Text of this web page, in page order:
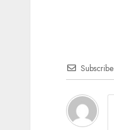
Subscribe